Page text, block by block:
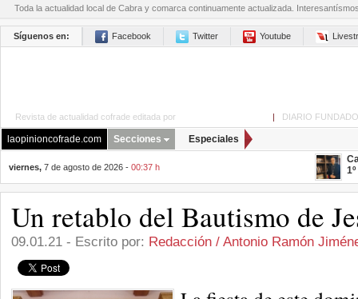
Toda la actualidad local de Cabra y comarca continuamente actualizada.
Síguenos en: Facebook Twitter Youtube
Revista de actualidad cofrade editada por | DIARIO
laopinioncofrade.com Secciones Especiales
viernes, 7 de agosto de 2026 - 00:37 h
Un retablo del Bautismo de
09.01.21 - Escrito por: Redacción / Antonio Ramón